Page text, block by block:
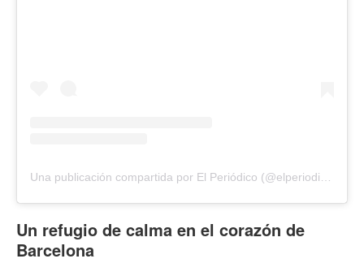
Un refugio de calma en el corazón de
Barcelona